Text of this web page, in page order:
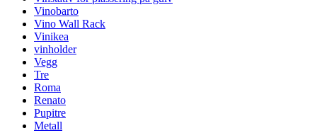
Dimensjoner (BxHxD cm)
Høyde (cm)
Bredde (cm)
Dybde (cm)
Vekt (kg)
Vinobarto
Vino Wall Rack
Vinikea
vinholder
Vegg
Tre
Roma
Renato
Pupitre
Metall